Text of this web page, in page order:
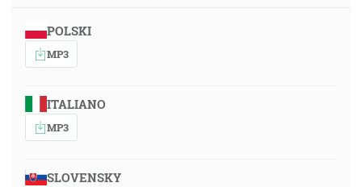
POLSKI
MP3
ITALIANO
MP3
SLOVENSKY